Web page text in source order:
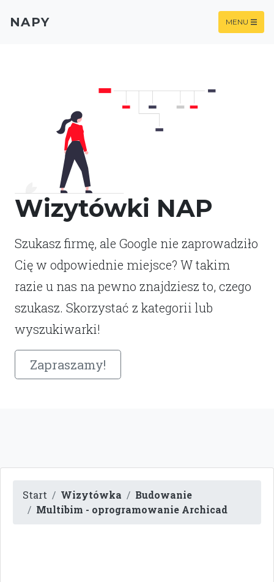
Wizytówki NAP
Szukasz firmę, ale Google nie zaprowadziło
Cię w odpowiednie miejsce? W takim
razie u nas na pewno znajdziesz to, czego
szukasz. Skorzystać z kategorii lub
wyszukiwarki!
Zapraszamy!
NAPY MENU
Start Wizytówka
Budowanie
Multibim - oprogramowanie Archicad